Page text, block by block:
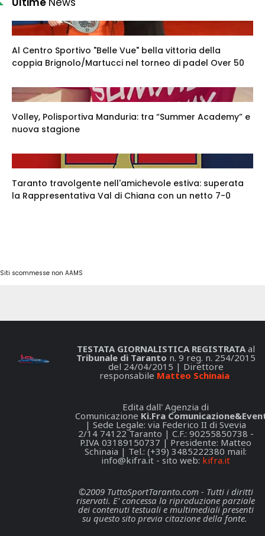
Al Centro Sportivo "Belle Vue" bella vittoria della
coppia Brignolo/Martucci nel torneo di padel Over 50
Volley, Polisportiva Manduria: tra “Summer Academy” e
nuova stagione
Taranto travolgente nell'amichevole estiva: superata
la Rappresentativa Val di Chiana con un netto 7-0
Siti scommesse non AAMS
TESTATA GIORNALISTICA REGISTRATAal
Tribunale di Taranto n. 9 reg. n. 254/2015
del 24/04/2015 | Direttore
responsabile Matteo Schinaia
Edita dall' Agenzia di
Comunicazione Ki.Fra
| Sede Legale: via Federico II di Svevia
2/14 74122 Taranto | C.F.: 90255850738 -
P.IVA 03189150737 | Presidente: Matteo
Schinaia | Tel.: (+39) 3485222380 mail:
info@kifra.it - sito web: kifra.it
©2009 TuttoSportTaranto.com - Tutti i diritti
riservati. E' concessa la riproduzione parziale
dei contenuti testuali e multimediali presenti
su questo sito previa citazione della fonte.